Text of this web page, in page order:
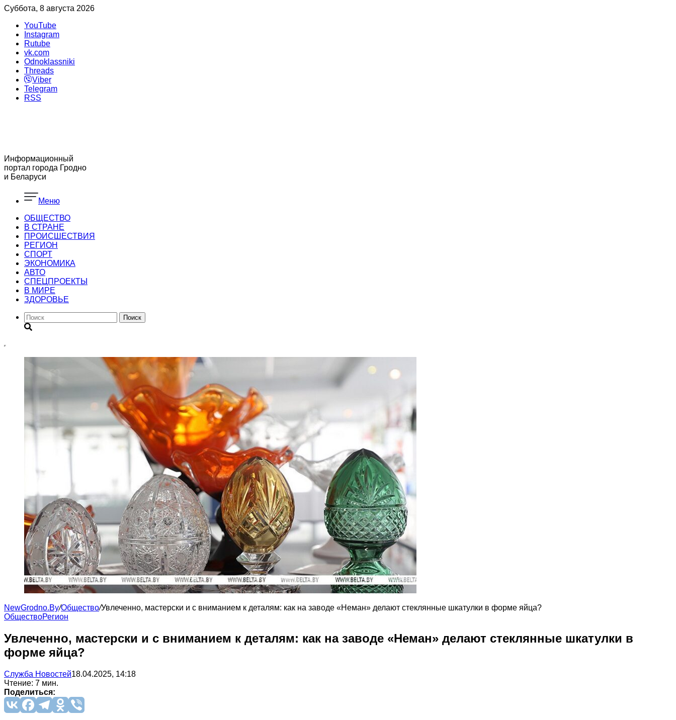
Суббота, 8 августа 2026
YouTube
Instagram
Rutube
vk.com
Odnoklassniki
Threads
Viber
Telegram
RSS
Информационный
портал города Гродно
и Беларуси
Меню
ОБЩЕСТВО
В СТРАНЕ
ПРОИСШЕСТВИЯ
РЕГИОН
CПОРТ
ЭКОНОМИКА
АВТО
СПЕЦПРОЕКТЫ
В МИРЕ
ЗДОРОВЬЕ
Поиск
NewGrodno.By/Общество/Увлеченно, мастерски и с вниманием к деталям: как на заводе «Неман» делают стеклянные шкатулки в форме яйца?
ОбществоРегион
Увлеченно, мастерски и с вниманием к деталям: как на заводе «Неман» делают стеклянные шкатулки в
форме яйца?
Служба Новостей18.04.2025, 14:18
Чтение: 7 мин.
Поделиться: